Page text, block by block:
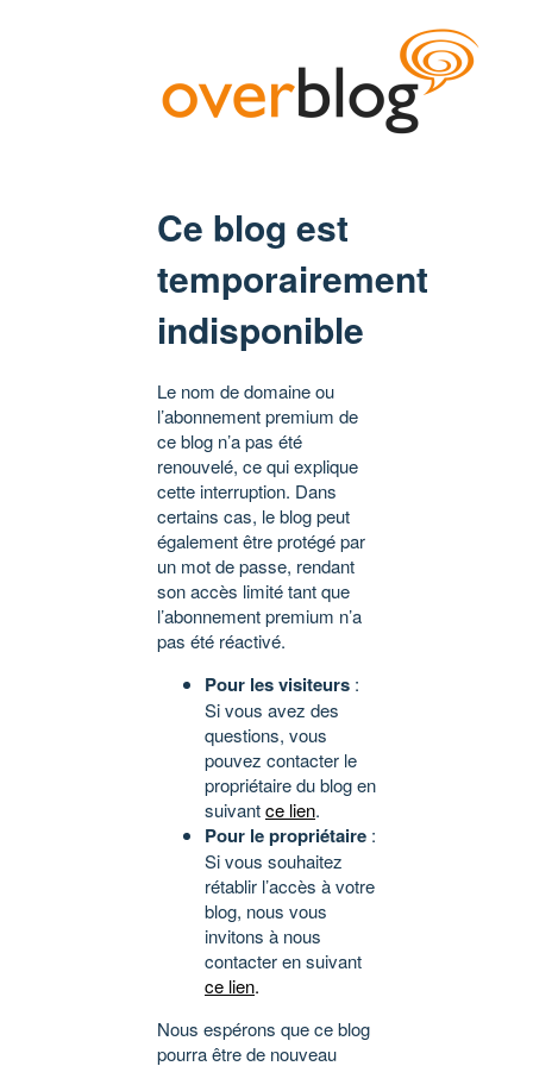
Ce blog est
temporairement
indisponible
Le nom de domaine ou
l’abonnement premium de
ce blog n’a pas été
renouvelé, ce qui explique
cette interruption. Dans
certains cas, le blog peut
également être protégé par
un mot de passe, rendant
son accès limité tant que
l’abonnement premium n’a
pas été réactivé.
Pour les visiteurs :
Si vous avez des
questions, vous
pouvez contacter le
propriétaire du blog en
suivantce lien.
Pour le propriétaire :
Si vous souhaitez
rétablir l’accès à votre
blog, nous vous
invitons à nous
contacter en suivant
ce lien.
Nous espérons que ce blog
pourra être de nouveau